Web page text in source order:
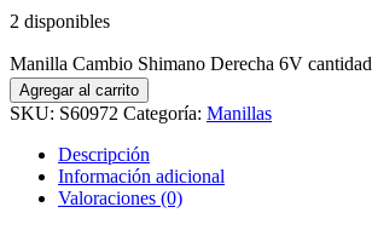
2 disponibles
Manilla Cambio Shimano Derecha 6V cantidad
Agregar al carrito
SKU: S60972 Categoría: Manillas
Descripción
Información adicional
Valoraciones (0)